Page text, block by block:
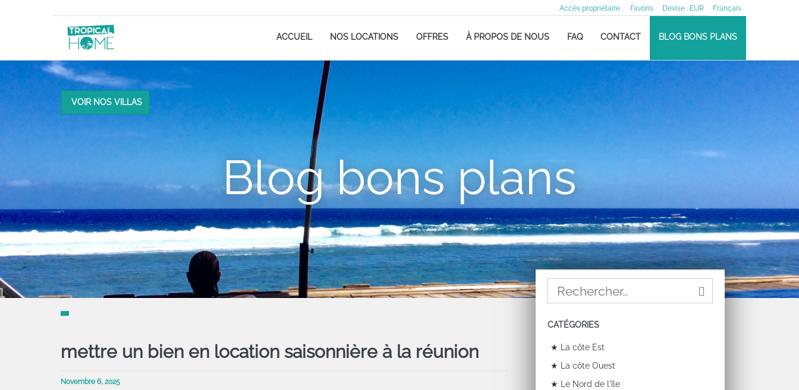
Français
Devise : EUR
Favoris
Accès propriétaire
ACCUEIL NOS LOCATIONS OFFRES À PROPOS DE NOUS FAQ CONTACT BLOG BONS PLANS
VOIR NOS VILLAS
Blog bons plans
mettre un bien en location saisonnière à la réunion
Novembre 6, 2025
CATÉGORIES
★ La côte Est
★ La côte Ouest
★ Le Nord de l'île